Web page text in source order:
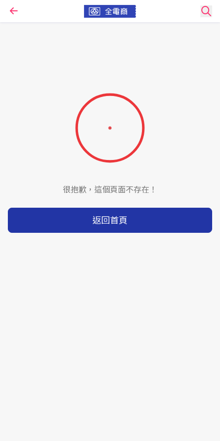
很抱歉，這個頁面不存在！
返回首頁